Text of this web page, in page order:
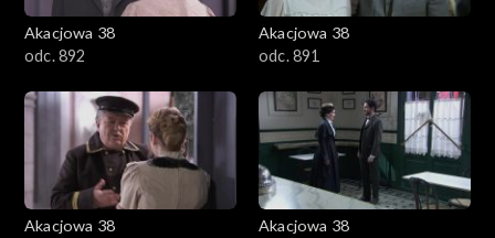
Akacjowa 38
odc. 892
Akacjowa 38
odc. 891
Akacjowa 38
Akacjowa 38